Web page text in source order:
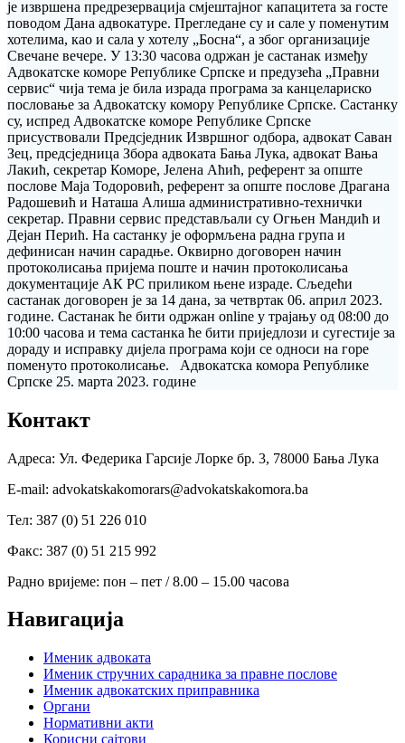
је извршена предрезервација смјештајног капацитета за госте
поводом Дана адвокатуре. Прегледане су и сале у поменутим
хотелима, као и сала у хотелу „Босна“, а због организације
Свечане вечере. У 13:30 часова одржан је састанак између
Адвокатске коморе Републике Српске и предузећа „Правни
сервис“ чија тема је била израда програма за канцелариско
пословање за Адвокатску комору Републике Српске. Састанку
су, испред Адвокатске коморе Републике Српске
присуствовали Предсједник Извршног одбора, адвокат Саван
Зец, предсједница Збора адвоката Бања Лука, адвокат Вања
Лакић, секретар Коморе, Јелена Аћић, референт за опште
послове Маја Тодоровић, референт за опште послове Драгана
Радошевић и Наташа Алиша административно-технички
секретар. Правни сервис представљали су Огњен Мандић и
Дејан Перић. На састанку је оформљена радна група и
дефинисан начин сарадње. Оквирно договорен начин
протоколисања пријема поште и начин протоколисања
документације АК РС приликом њене израде. Сљедећи
састанак договорен је за 14 дана, за четвртак 06. април 2023.
године. Састанак ће бити одржан online у трајању од 08:00 до
10:00 часова и тема састанка ће бити приједлози и сугестије за
дораду и исправку дијела програма који се односи на горе
поменуто протоколисање. Адвокатска комора Републике
Српске 25. марта 2023. године
Контакт
Адреса: Ул. Федерика Гарсије Лорке бр. 3, 78000 Бања Лука
Е-mail: advokatskakomorars@advokatskakomora.ba
Тел: 387 (0) 51 226 010
Факс: 387 (0) 51 215 992
Радно вријеме: пон – пет / 8.00 – 15.00 часова
Навигација
Именик адвоката
Именик стручних сарадника за правне послове
Именик адвокатских приправника
Органи
Нормативни акти
Корисни сајтови